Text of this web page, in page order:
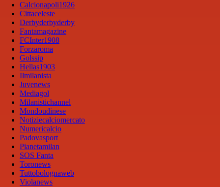
Calcionapoli1926
Cittaceleste
Derbyderbyderby
Fantamagazine
FCInter1908
Forzaroma
Golssip
Hellas1903
Ilmilanista
Juvenews
Mediagol
Milanistichannel
Mondoudinese
Notiziecalciomercato
Numericalcio
Padovasport
Pianetamilan
SOS Fanta
Toronews
Tuttobolognaweb
Violanews